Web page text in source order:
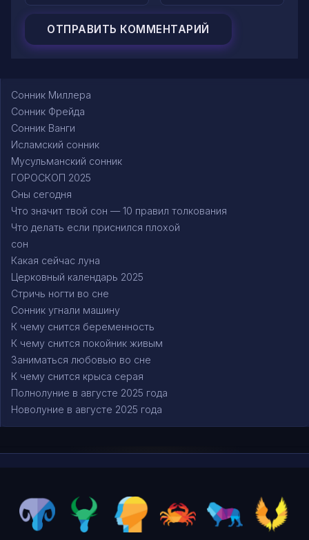
Сонник Миллера
Сонник Фрейда
Сонник Ванги
Исламский сонник
Мусульманский сонник
ГОРОСКОП 2025
Сны сегодня
Что значит твой сон — 10 правил толкования
Что делать если приснился плохой
сон
Какая сейчас луна
Церковный календарь 2025
Стричь ногти во сне
Сонник угнали машину
К чему снится беременность
К чему снится покойник живым
Заниматься любовью во сне
К чему снится крыса серая
Полнолуние в августе 2025 года
Новолуние в августе 2025 года